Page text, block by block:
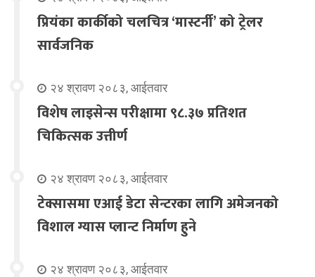
प्रियंका कार्कीको चलचित्र ‘मास्टर्नी’ को ट्रेलर
सार्वजनिक
२४ श्रावण २०८३, आईतवार
विशेष लाइसेन्स परीक्षामा ९८.३७ प्रतिशत
चिकित्सक उत्तीर्ण
२४ श्रावण २०८३, आईतवार
टेक्सासमा एआई डेटा सेन्टरका लागि अमेजनको
विशाल ग्यास प्लान्ट निर्माण हुने
२४ श्रावण २०८३, आईतवार